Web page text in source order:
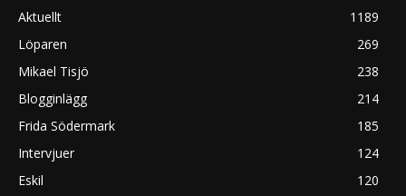
Aktuellt
1189
Löparen
269
Mikael Tisjö
238
Blogginlägg
214
Frida Södermark
185
Intervjuer
124
Eskil
120